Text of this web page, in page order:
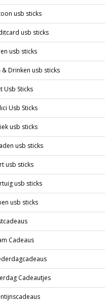
usb sticks
usb sticks
usb sticks
& Drinken usb sticks
Usb Sticks
Usb Sticks
usb sticks
usb sticks
usb sticks
usb sticks
usb sticks
Cadeaus
Cadeautjes